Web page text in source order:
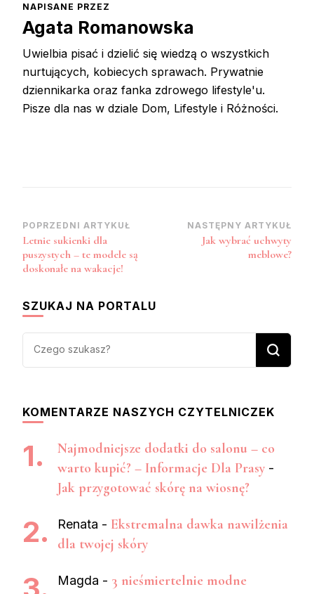
NAPISANE PRZEZ
Agata Romanowska
Uwielbia pisać i dzielić się wiedzą o wszystkich
nurtujących, kobiecych sprawach. Prywatnie
dziennikarka oraz fanka zdrowego lifestyle'u.
Pisze dla nas w dziale Dom, Lifestyle i Różności.
Zobacz
wpisy
POPRZEDNI ARTYKUŁ
Letnie sukienki dla
puszystych – te modele są
doskonałe na wakacje!
NASTĘPNY ARTYKUŁ
Jak wybrać uchwyty
meblowe?
SZUKAJ NA PORTALU
Szukasz
KOMENTARZE NASZYCH CZYTELNICZEK
Najmodniejsze dodatki do salonu – co
warto kupić? – Informacje Dla Prasy -
Jak przygotować skórę na wiosnę?
Renata - Ekstremalna dawka nawilżenia
dla twojej skóry
Magda - 3 nieśmiertelnie modne